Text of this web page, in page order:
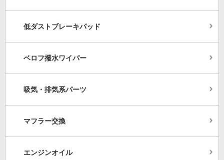
低ダストブレーキパッド
ベロフ撥水ワイパー
吸気・排気系パーツ
マフラー交換
エンジンオイル